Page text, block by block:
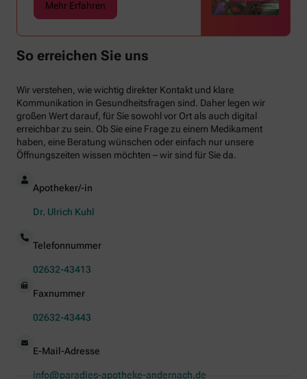
Mehr Erfahren
So erreichen Sie uns
Wir verstehen, wie wichtig direkter Kontakt und klare
Kommunikation in Gesundheitsfragen sind. Daher legen wir
großen Wert darauf, für Sie sowohl vor Ort als auch digital
erreichbar zu sein. Ob Sie eine Frage zu einem Medikament
haben, eine Beratung wünschen oder einfach nur unsere
Öffnungszeiten wissen möchten – wir sind für Sie da.
Apotheker/-in
Dr. Ulrich Kuhl
Telefonnummer
02632-43413
Faxnummer
02632-43443
E-Mail-Adresse
info@paradies-apotheke-andernach.de